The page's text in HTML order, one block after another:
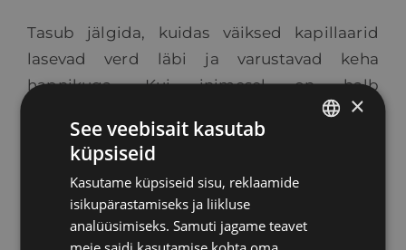
Tasub jälgida, kuidas väiksed kapillaarid
lasevad verd läbi ja varustavad keha
hapnikuga. Kui inimesel on halb
verevarustus, on tema käed-jalad külmad,
tekivad krambid või probleemid liigestega,
sest toit ei jõua neisse organitesse.
Samamoodi on peaga: kui see on uimane,
käib ringi, valutab või on kaelasooned kinni,
tuleb see asjaolust, et pähe minevad
×
See veebisait kasutab
küpsiseid
Kasutame küpsiseid sisu, reklaamide
isikupärastamiseks ja liikluse
analüüsimiseks. Samuti jagame teavet
meie saidi kasutamise kohta oma